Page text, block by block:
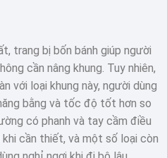
trang bị bốn bánh giúp người
cần nâng khung. Tuy nhiên,
với loại khung này, người dùng
bằng và tốc độ tốt hơn so
có phanh và tay cầm điều
cần thiết, và một số loại còn